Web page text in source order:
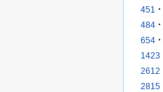
451 ·
484 ·
654 ·
1423
2612
2815